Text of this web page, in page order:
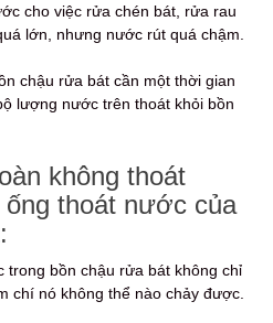
cho việc rửa chén bát, rửa rau
lớn, nhưng nước rút quá chậm.
chậu rửa bát cần một thời gian
lượng nước trên thoát khỏi bồn
không thoát
thoát nước của
bồn chậu rửa bát không chỉ
chí nó không thể nào chảy được.